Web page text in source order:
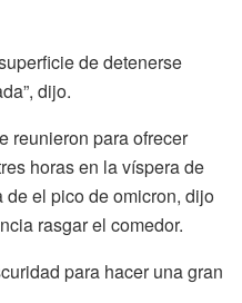
de detenerse
dijo.
reunieron para ofrecer
horas en la víspera de
el pico de omicron, dijo
rasgar el comedor.
para hacer una gran